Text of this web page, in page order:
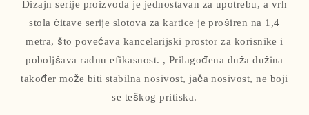
Dizajn serije proizvoda je jednostavan za upotrebu, a vrh
stola čitave serije slotova za kartice je proširen na 1,4
metra, što povećava kancelarijski prostor za korisnike i
poboljšava radnu efikasnost. , Prilagođena duža dužina
također može biti stabilna nosivost, jača nosivost, ne boji
se teškog pritiska.